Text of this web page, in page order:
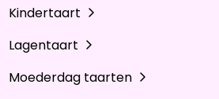
Kindertaart
Lagentaart
Moederdag taarten